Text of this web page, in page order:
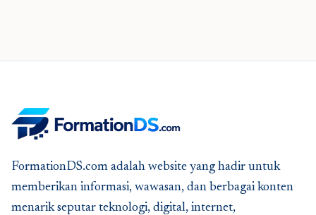
FormationDS.com adalah website yang hadir untuk
memberikan informasi, wawasan, dan berbagai konten
menarik seputar teknologi, digital, internet,